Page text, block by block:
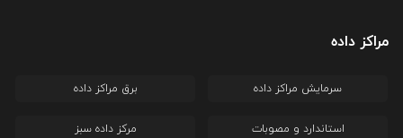
مراکز داده
سرمایش مراکز داده برق مراکز داده
استاندارد و مصوبات مرکز داده سبز